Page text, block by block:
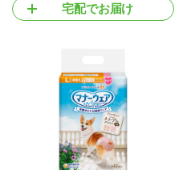
宅配でお届け